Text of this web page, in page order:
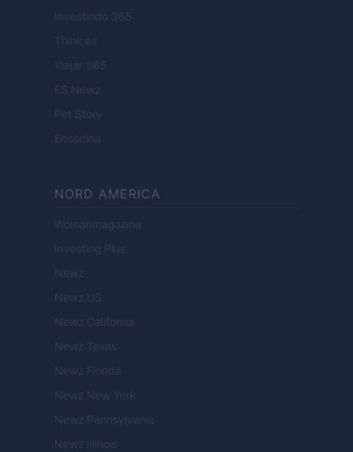
Investindo 365
Think.es
Viajar 365
ES Newz
Pet Story
Encocina
NORD AMERICA
Womanmagazine
Investing Plus
Newz
Newz US
Newz California
Newz Texas
Newz Florida
Newz New York
Newz Pennsylvania
Newz Illinois